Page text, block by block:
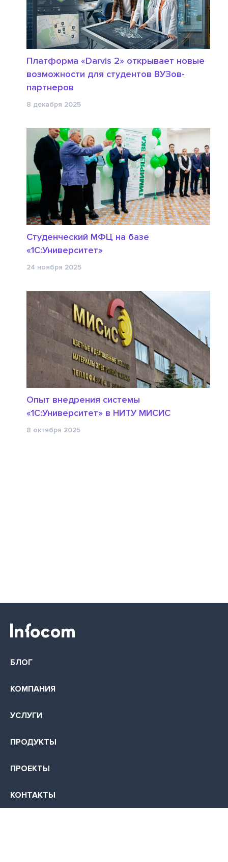
Платформа «Darvis 2» открывает новые
возможности для студентов ВУЗов-
партнеров
8 декабря 2025
Студенческий МФЦ на базе
«1С:Университет»
24 ноября 2025
Опыт внедрения системы
«1С:Университет» в НИТУ МИСИС
8 октября 2025
БЛОГ
КОМПАНИЯ
УСЛУГИ
ПРОДУКТЫ
ПРОЕКТЫ
КОНТАКТЫ